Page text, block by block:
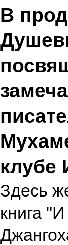
В
клубе
Здесь
книга